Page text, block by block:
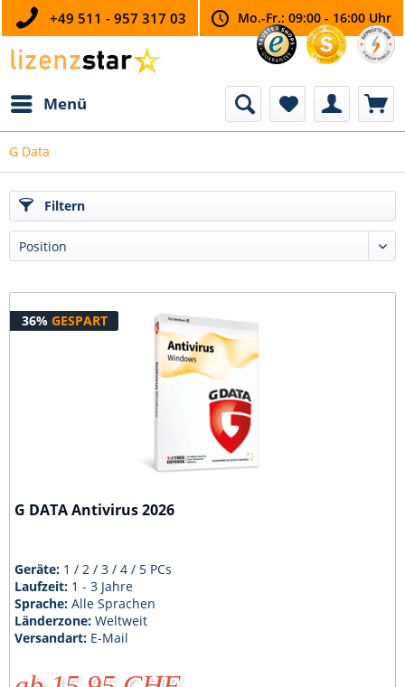
+49 511 - 957 317 03 Mo.-Fr.: 09:00 - 16:00 Uhr
Menü
G Data
Filtern
36% GESPART
G DATA Antivirus 2026
Geräte: 1 / 2 / 3 / 4 / 5 PCs
Laufzeit: 1 - 3 Jahre
Sprache:Alle Sprachen
Länderzone:Weltweit
Versandart: E-Mail